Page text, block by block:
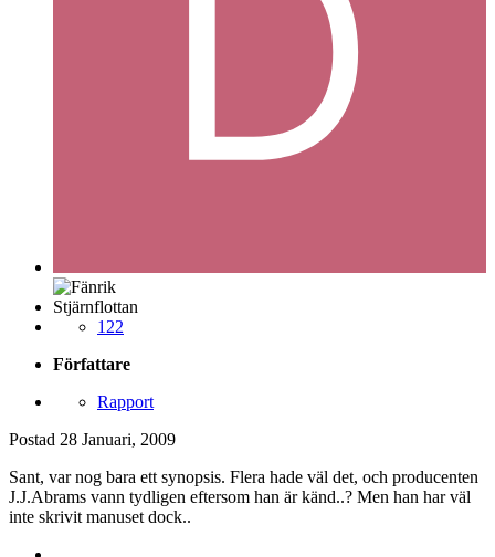
Stjärnflottan
122
Författare
Rapport
Postad 28 Januari, 2009
Sant, var nog bara ett synopsis. Flera hade väl det, och producenten
J.J.Abrams vann tydligen eftersom han är känd..? Men han har väl
inte skrivit manuset dock..